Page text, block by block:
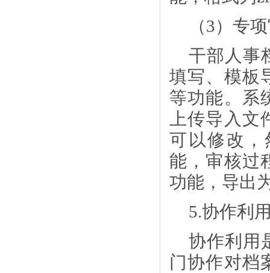
（3）专
干部人事
填写、模板
等功能。系
上传导入
可以修改，
能，审核过
功能，导出
5.协作利
协作利用
门协作对档